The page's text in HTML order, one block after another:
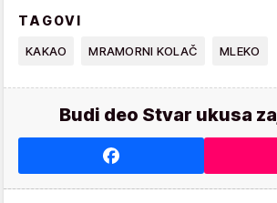
TAGOVI
KAKAO MRAMORNI KOLAČ MLEKO
Budi deo Stvar ukusa